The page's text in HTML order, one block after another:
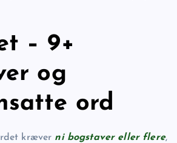
– 9+
og
ord
kræver ni bogstaver eller flere,